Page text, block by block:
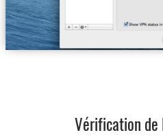
Vérification de